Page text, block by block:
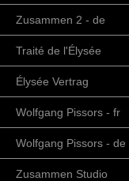
Zusammen 2 - de
Traité de l'Élysée
Élysée Vertrag
Wolfgang Pissors - fr
Wolfgang Pissors - de
Zusammen Studio